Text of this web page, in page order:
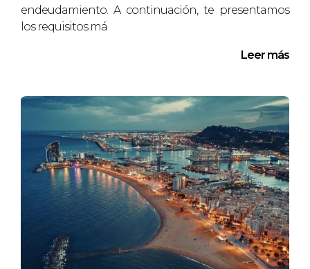
satisfechas con el resultado final.
CONCLUSIÓN
un desafío en el mundo inmobiliario; sin
embargo, también representan
oportunidades únicas para quienes están
dispuestos a mirar más allá del precio inicial.
Al igual que en los casos presentados, es vital
mantener la calma y analizar cada situación
con atención. Las habilidades de
negociación y la comprensión del contexto
detrás de cada oferta son esenciales para
endeudamiento. A continuación, te presentamos
los requisitos má
Leer más